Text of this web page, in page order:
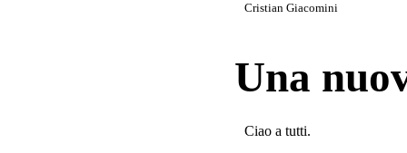
Cristian Giacomini
Una
Ciao a tutti.